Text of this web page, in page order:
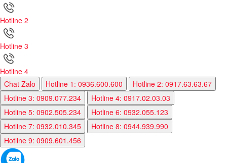
Hotline 2
Hotline 3
Hotline 4
Chat Zalo
Hotline 1: 0936.600.600
Hotline 2: 0917.63.63.67
Hotline 3: 0909.077.234
Hotline 4: 0917.02.03.03
Hotline 5: 0902.505.234
Hotline 6: 0932.055.123
Hotline 7: 0932.010.345
Hotline 8: 0944.939.990
Hotline 9: 0909.601.456